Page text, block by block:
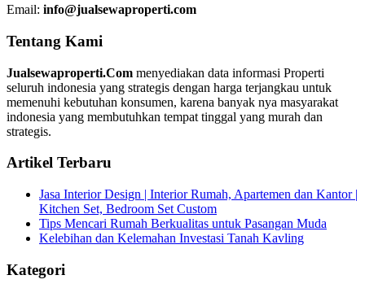
Email: info@jualsewaproperti.com
Tentang Kami
Jualsewaproperti.Com menyediakan data informasi Properti
seluruh indonesia yang strategis dengan harga terjangkau untuk
memenuhi kebutuhan konsumen, karena banyak nya masyarakat
indonesia yang membutuhkan tempat tinggal yang murah dan
strategis.
Artikel Terbaru
Jasa Interior Design | Interior Rumah, Apartemen dan Kantor |
Kitchen Set, Bedroom Set Custom
Tips Mencari Rumah Berkualitas untuk Pasangan Muda
Kelebihan dan Kelemahan Investasi Tanah Kavling
Kategori